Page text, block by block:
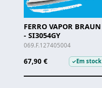
FERRO VAPOR BRAUN
- SI3054GY
069.F.127405004
67,90 € ✓Em stock